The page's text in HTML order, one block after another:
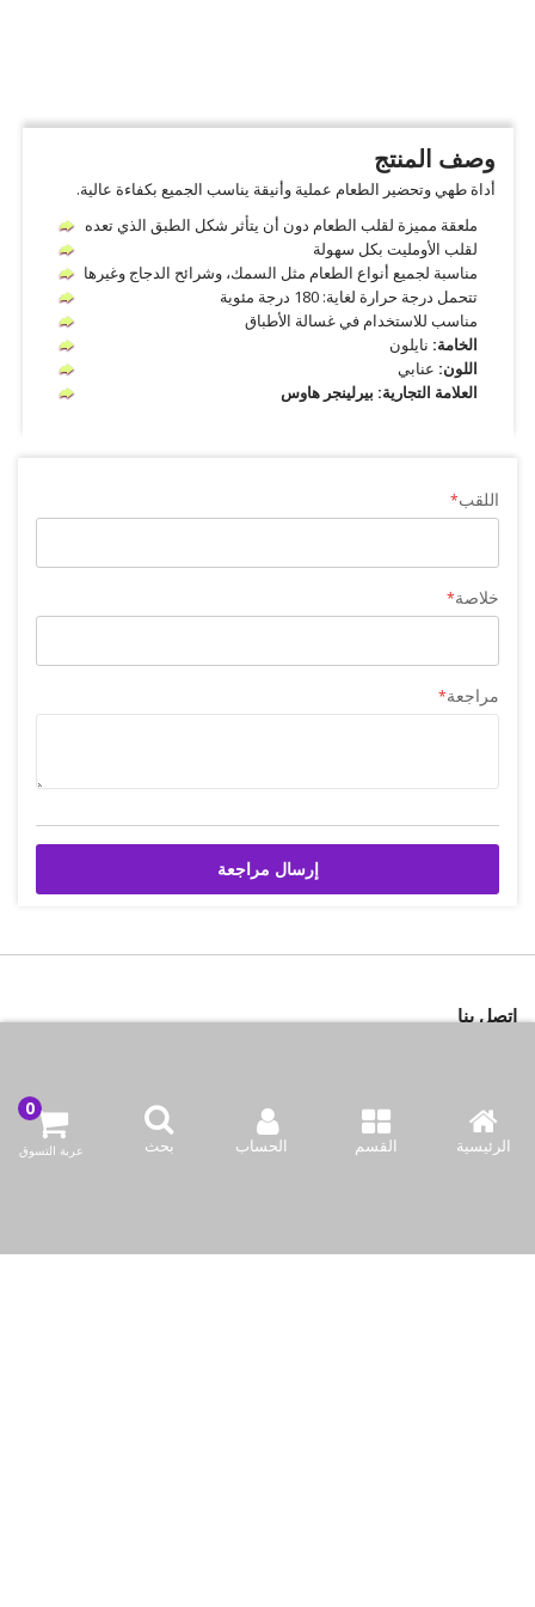
الرئيسية القسم الحساب بحث عربة التسوق
وصف المنتج
أداة طهي وتحضير الطعام عملية وأنيقة يناسب الجميع بكفاءة عالية.
ملعقة مميزة لقلب الطعام دون أن يتأثر شكل الطبق الذي تعده
لقلب الأومليت بكل سهولة
مناسبة لجميع أنواع الطعام مثل السمك، وشرائح الدجاج وغيرها
تتحمل درجة حرارة لغاية: 180 درجة مئوية
مناسب للاستخدام في غسالة الأطباق
الخامة: نايلون
اللون: عنابي
العلامة التجارية: بيرلينجر هاوس
اللقب
خلاصة
مراجعة
إرسال مراجعة
اتصل بنا
الكويت / الفروانية المحافظة / صناعة العارضية قطعة 2 / مبنى 93
info@bazaar.com.kw